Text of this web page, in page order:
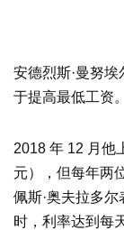
安德烈斯·曼努埃
于提高最低工资。
2018 年 12 月他
元），但每年两
佩斯·奥夫拉多
时，利率达到每